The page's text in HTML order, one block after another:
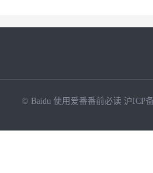
© Baidu 使用爱番番前必读 沪ICP